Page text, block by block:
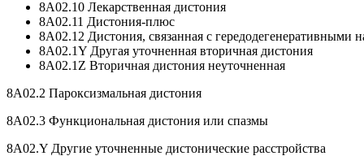
8A02.10 Лекарственная дистония
8A02.11 Дистония-плюс
8A02.12 Дистония, связанная с гередодегенеративными
8A02.1Y Другая уточненная вторичная дистония
8A02.1Z Вторичная дистония неуточненная
8A02.2 Пароксизмальная дистония
8A02.3 Функциональная дистония или спазмы
8A02.Y Другие уточненные дистонические расстройства